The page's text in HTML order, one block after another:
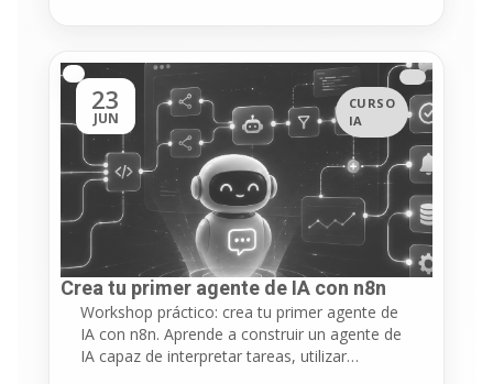
23
JUN
CURSO
IA
Crea tu primer agente de IA con n8n​
Workshop práctico: crea tu primer agente de
IA con n8n. Aprende a construir un agente de
IA capaz de interpretar tareas, utilizar…